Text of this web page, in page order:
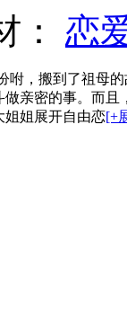
： 恋
咐，搬到了祖
亲密的事。而
姐姐展开自由恋[+